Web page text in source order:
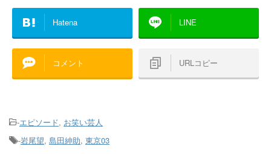
Hatena LINE
コメント URLコピー
-エピソード, お笑い芸人
-岩尾望, 島田紳助, 東京03